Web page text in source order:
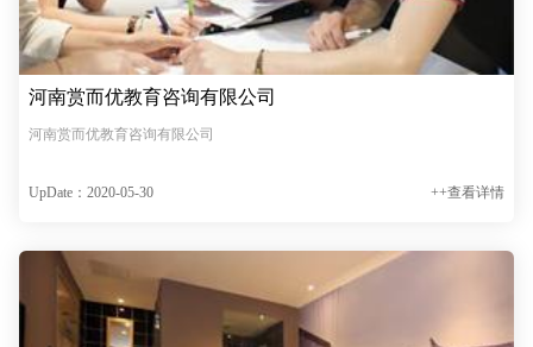
河南赏而优教育咨询有限公司
河南赏而优教育咨询有限公司
UpDate：2020-05-30 ++查看详情